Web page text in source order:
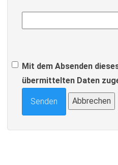
Mit dem Absenden
übermittelten Daten
Senden Abbrechen